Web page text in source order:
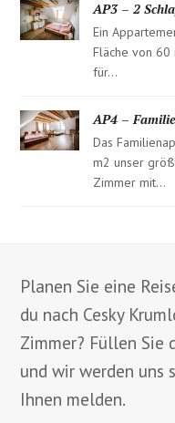
AP3 – 2
Ein
Fläche von 60
für…
AP4 –
Das
m2 unser
Zimmer mit…
Planen Sie eine
du nach Cesky
Zimmer? Füllen Sie
und wir werden uns
Ihnen melden.